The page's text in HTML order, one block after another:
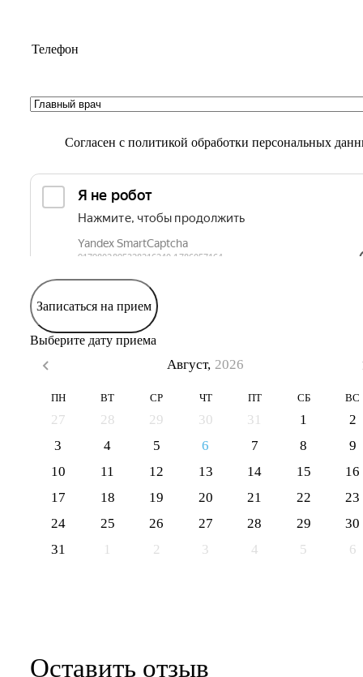
Согласен с политикой обработки персональных
Записаться на прием
Выберите дату приема
Август, 2026
ПН ВТ СР ЧТ ПТ СБ ВС
27 28 29 30 31 1
2
3
4 5 6 7 8
9
10
11 12 13 14 15
16
17
18 19 20 21 22
23
24
25 26 27 28 29
30
31
1 2 3 4 5 6
Оставить отзыв